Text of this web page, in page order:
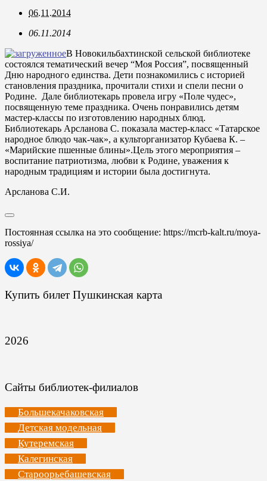
06.11.2014
06.11.2014
В Новокильбахтинской сельской библиотеке
состоялся тематический вечер “Моя Россия”, посвященный
Дню народного единства. Дети познакомились с историей
становления праздника, прочитали стихи и спели песни о
Родине. Дале библиотекарь провела игру «Поле чудес»,
посвященную теме праздника. Очень понравились детям
мастер-классы по изготовлению народных блюд.
Библиотекарь Арсланова С. показала мастер-класс «Татарское
народное блюдо чак-чак», а культорганизатор Кубаева К. –
«Марийские пшенные блины».Цель этого мероприятия –
воспитание патриотизма, любви к Родине, уважения к
народным традициям и истории была достигнута.
Арсланова С.И.
Постоянная ссылка на это сообщение: https://mcrb-kalt.ru/moya-
rossiya/
Купить билет Пушкинская карта
2026
Сайты библиотек-филиалов
Большекачаковская
Детская модельная
Кутеремская
Калегинская
Староорьебашевская